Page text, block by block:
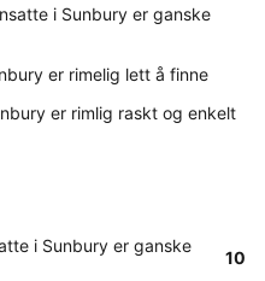
i Sunbury er ganske
er rimelig lett å finne
er rimlig raskt og enkelt
i Sunbury er ganske
10